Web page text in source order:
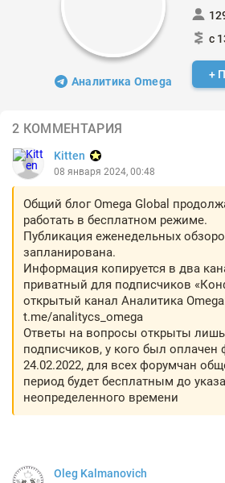
Аналитика Omega
с
+
2 КОММЕНТАРИЯ
Kitten
08 января 2024, 00:48
Общий блог Omega Global
работать в бесплатном режиме.
Публикация еженедельных
запланирована.
Информация копируется в два
приватный для подписчиков
открытый канал Аналитика
t.me/analitycs_omega
Ответы на вопросы открыты лишь
подписчиков, у кого был
24.02.2022, для всех форумчан
период будет бесплатным до
неопределенного времени
Oleg Kalmanovich